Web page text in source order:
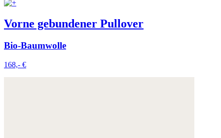
Vorne gebundener Pullover
Bio-Baumwolle
168,- €